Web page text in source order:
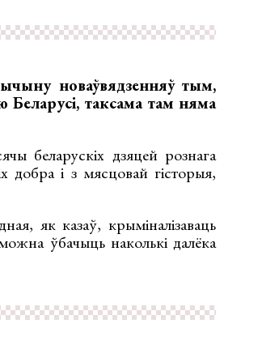
новаўвядзенняў тым,
таксама там няма
дзяцей рознага
добра і з мясцовай гісторыя,
як казаў, крыміналізаваць
ўбачыць наколькі далёка